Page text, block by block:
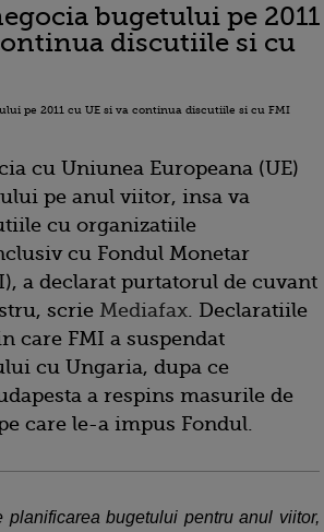
bugetului pe 2011
discutiile si cu
cu Uniunea Europeana (UE)
pe anul viitor, insa va
cu organizatiile
cu Fondul Monetar
a declarat purtatorul de cuvant
scrie Mediafax. Declaratiile
care FMI a suspendat
cu Ungaria, dupa ce
a respins masurile de
care le-a impus Fondul.
planificarea bugetului pentru anul viitor,